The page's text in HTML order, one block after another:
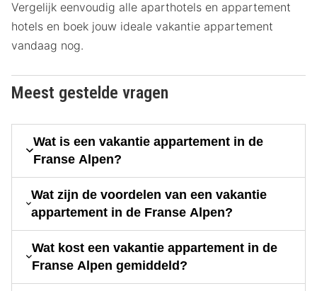
Vergelijk eenvoudig alle aparthotels en appartement
hotels en boek jouw ideale vakantie appartement
vandaag nog.
Meest gestelde vragen
Wat is een vakantie appartement in de
Franse Alpen?
Wat zijn de voordelen van een vakantie
appartement in de Franse Alpen?
Wat kost een vakantie appartement in de
Franse Alpen gemiddeld?